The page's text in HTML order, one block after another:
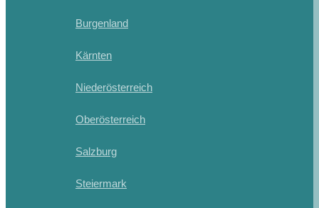
Burgenland
Kärnten
Niederösterreich
Oberösterreich
Salzburg
Steiermark